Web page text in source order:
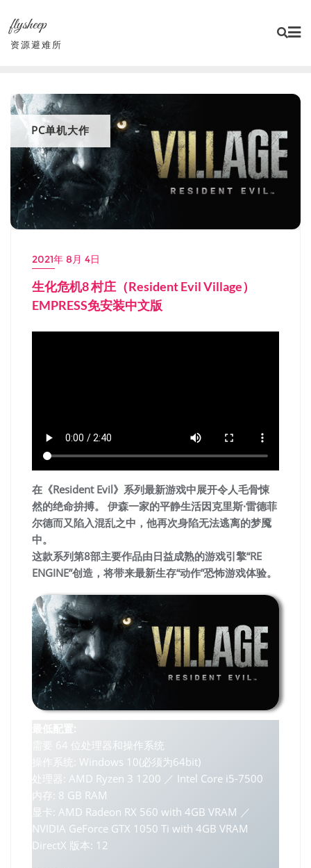
content
flysheep
资源避难所
PC单机大作
2021年 8月 4日
生化危机8 村庄（Resident Evil Village）
EMPRESS免安装中文版
在《Resident Evil》系列最新游戏中展开令人毛骨悚
然的绝命拚搏。 伊森一家的平静生活因克里斯·雷德菲
尔德而又陷入混乱之中，他再次身陷无法逃离的梦魇
中。
这款系列第8部主要作品由日益成熟的游戏引擎“RE
ENGINE”创造，将带来最新生存“动作”恐怖游戏体验。
最低配置:
需要 64 位处理器和操作系统
操作系统: Windows 10(必须为64bit)
处理器: AMD Ryzen 3 1200 ／ Intel Core i5-7500
内存: 8 GB RAM
显卡: AMD Radeon RX 560 with 4GB VRAM ／
NVIDIA GeForce GTX 1050 Ti with 4GB VRAM
DirectX 版本: 12